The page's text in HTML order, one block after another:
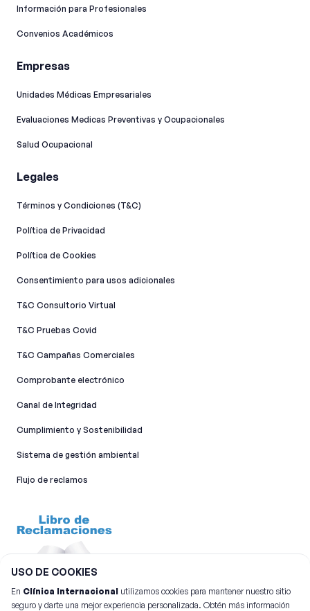
Información para Profesionales
Convenios Académicos
Empresas
Unidades Médicas Empresariales
Evaluaciones Medicas Preventivas y Ocupacionales
Salud Ocupacional
Legales
Términos y Condiciones (T&C)
Política de Privacidad
Política de Cookies
Consentimiento para usos adicionales
T&C Consultorio Virtual
T&C Pruebas Covid
T&C Campañas Comerciales
Comprobante electrónico
Canal de Integridad​
Cumplimiento y Sostenibilidad
Sistema de gestión ambiental
Flujo de reclamos
USO DE COOKIES
En Clínica Internacional utilizamos cookies para mantener nuestro sitio
seguro y darte una mejor experiencia personalizada. Obtén más información